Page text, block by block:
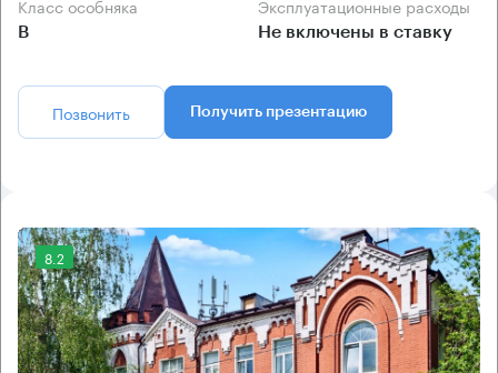
Класс особняка
B
Эксплуатационные расходы
Не включены в ставку
Позвонить Получить презентацию
8.2